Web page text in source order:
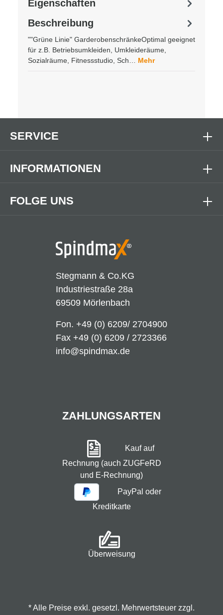
Beschreibung
""Grüne Linie" GarderobenschränkeOptimal geeignet
für z.B. Betriebsumkleiden, Umkleideräume,
Sozialräume, Fitnessstudio, Sch… Mehr
Eigenschaften
Stegmann & Co.KG
Industriestraße 28a
69509 Mörlenbach
Fon. +49 (0) 6209/ 2704900
Fax +49 (0) 6209 / 2723366
info@spindmax.de
FOLGE UNS
SERVICE
INFORMATIONEN
ZAHLUNGSARTEN
Kauf auf
Rechnung (auch ZUGFeRD
und E-Rechnung)
PayPal oder
Kreditkarte
Überweisung
* Alle Preise exkl. gesetzl. Mehrwertsteuer zzgl.